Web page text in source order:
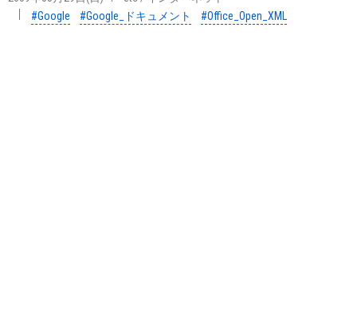
#Google
#Google_ドキュメント #Office_Open_XML